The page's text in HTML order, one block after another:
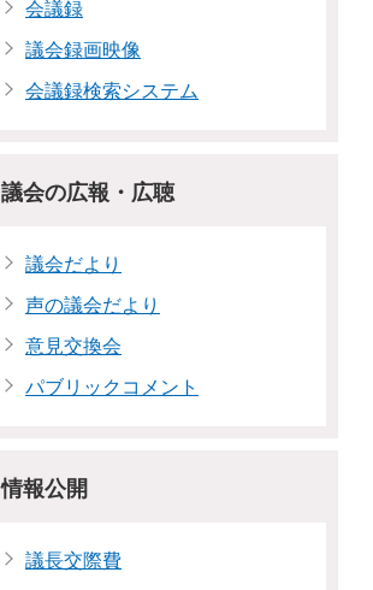
会議録
議会録画映像
会議録検索システム
議会の広報・広聴
議会だより
声の議会だより
意見交換会
パブリックコメント
情報公開
議長交際費